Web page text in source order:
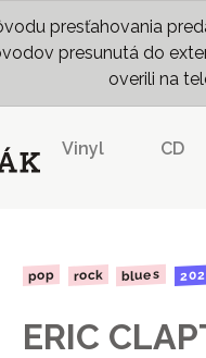
presťahovania
presunutá do
overili na
Vinyl CD
pop rock blues
ERIC